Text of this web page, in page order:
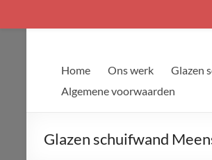
Home Ons werk Glazen
Algemene voorwaarden
Glazen schuifwand